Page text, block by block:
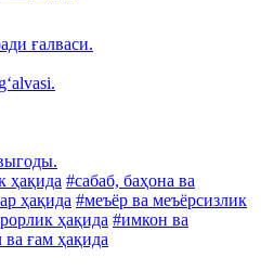
ғалваси.
ҳақида #сабаб, баҳона ва
ҳақида #меъёр ва меъёрсизлик
ҳақида #имкон ва
ва ғам ҳақида